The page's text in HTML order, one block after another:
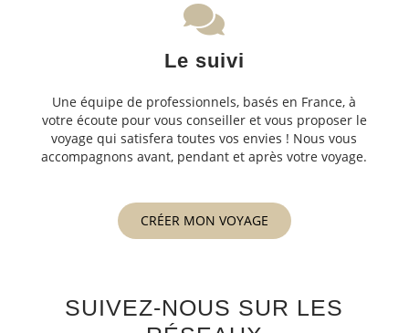
Le suivi
Une équipe de professionnels, basés en France, à
votre écoute pour vous conseiller et vous proposer le
voyage qui satisfera toutes vos envies ! Nous vous
accompagnons avant, pendant et après votre voyage.
CRÉER MON VOYAGE
SUIVEZ-NOUS SUR LES